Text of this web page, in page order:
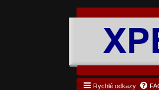
Rychlé odkazy